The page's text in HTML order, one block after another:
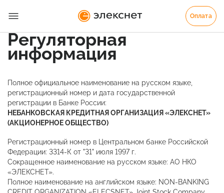
Оплата
Регуляторная
информация
Полное официальное наименование на русском языке,
регистрационный номер и дата государственной
регистрации в Банке России:
НЕБАНКОВСКАЯ КРЕДИТНАЯ ОРГАНИЗАЦИЯ «ЭЛЕКСНЕТ»
(АКЦИОНЕРНОЕ ОБЩЕСТВО)
Регистрационный номер в Центральном банке Российской
Федерации: 3314-К от "31" июля 1997 г.
Сокращенное наименование на русском языке: АО НКО
«ЭЛЕКСНЕТ».
Полное наименование на английском языке: NON-BANKING